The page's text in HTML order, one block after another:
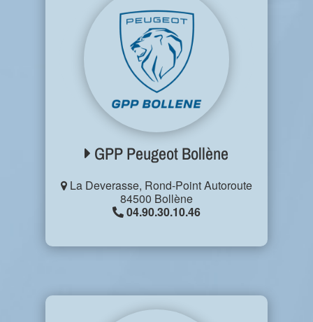
GPP Peugeot Bollène
La Deverasse, Rond-Point Autoroute
84500 Bollène
04.90.30.10.46